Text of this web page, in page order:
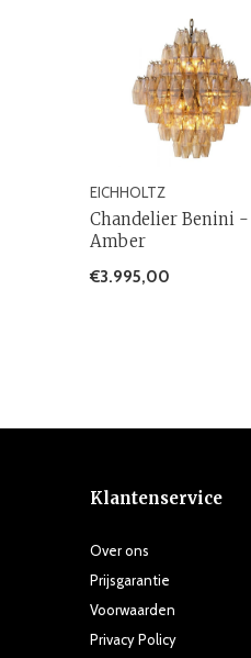
EICHHOLTZ
Chandelier Benini
Amber
€3.995,00
Klantenservice
Over ons
Prijsgarantie
Voorwaarden
Privacy Policy